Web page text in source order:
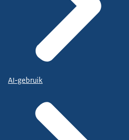
AI-gebruik